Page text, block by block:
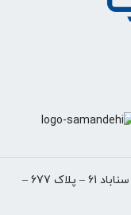
مشهد –انتهای خیابان سناباد – نرسیده به سناباد 61 – پلاک 677 –